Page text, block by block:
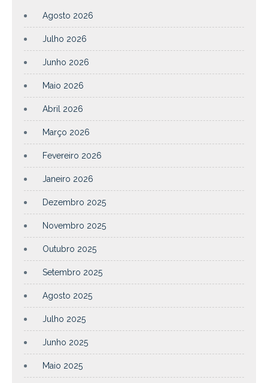
Agosto 2026
Julho 2026
Junho 2026
Maio 2026
Abril 2026
Março 2026
Fevereiro 2026
Janeiro 2026
Dezembro 2025
Novembro 2025
Outubro 2025
Setembro 2025
Agosto 2025
Julho 2025
Junho 2025
Maio 2025